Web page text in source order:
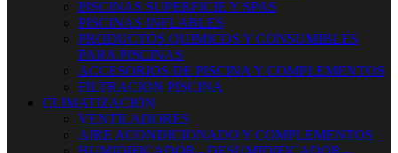
PISCINAS SUPERFICIE Y SPAS
PISCINAS INFLABLES
PRODUCTOS QUIMICOS Y CONSUMIBLES
PARA PISCINAS
ACCESORIOS DE PISCINA Y COMPLEMENTOS
FILTRACION PISCINA
CLIMATIZACION
VENTILADORES
AIRE ACONDICIONADO Y COMPLEMENTOS